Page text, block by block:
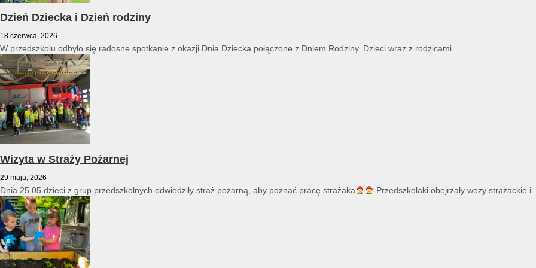
Dzień Dziecka i Dzień rodziny
18 czerwca, 2026
W przedszkolu odbyło się radosne spotkanie z okazji Dnia Dziecka połączone z Dniem Rodziny. Dzieci wraz z rodzicami...
Wizyta w Straży Pożarnej
29 maja, 2026
Dnia 25.05 dzieci z grup przedszkolnych odwiedziły straż pożarną, aby poznać pracę strażaka Przedszkolaki obejrzały wozy strażackie